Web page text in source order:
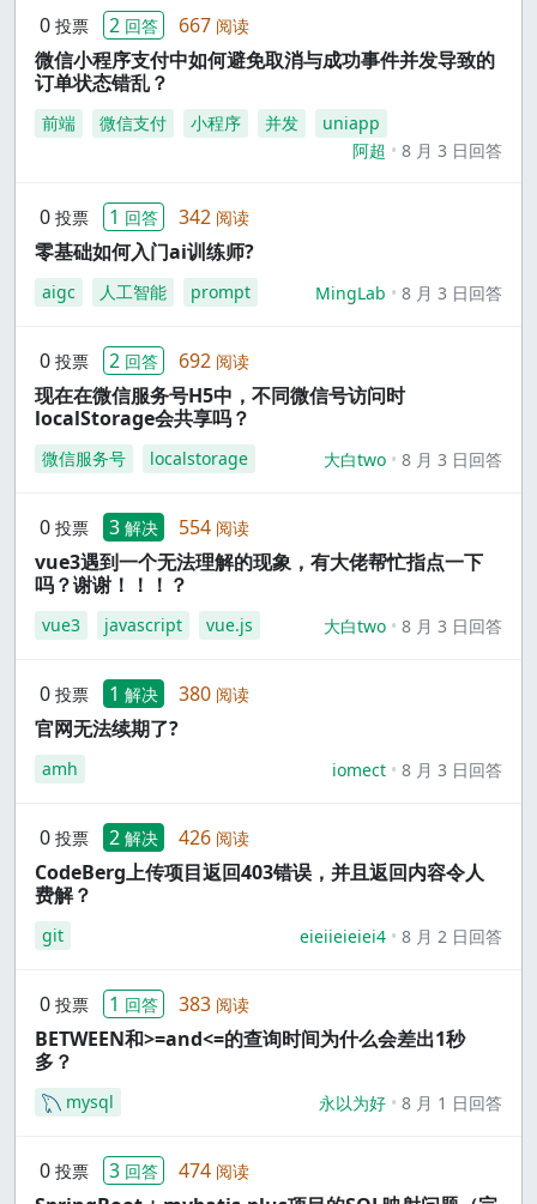
0 投票 2 回答 667 阅读
微信小程序支付中如何避免取消与成功事件并发导致的
订单状态错乱？
前端 微信支付 小程序 并发
uniapp
阿超
8 月 3 日回答
0 投票 1 回答 342 阅读
零基础如何入门ai训练师?
aigc 人工智能 prompt MingLab 8 月 3 日回答
0 投票 2 回答 692 阅读
现在在微信服务号H5中，不同微信号访问时
localStorage会共享吗？
微信服务号 localstorage 大白two 8 月 3 日回答
0 投票 3 解决 554 阅读
vue3遇到一个无法理解的现象，有大佬帮忙指点一下
吗？谢谢！！！？
vue3 javascript vue.js 大白two 8 月 3 日回答
0 投票 1 解决 380 阅读
官网无法续期了?
amh iomect 8 月 3 日回答
0 投票 2 解决 426 阅读
CodeBerg上传项目返回403错误，并且返回内容令人
费解？
git eieiieieiei4 8 月 2 日回答
0 投票 1 回答 383 阅读
BETWEEN和>=and<=的查询时间为什么会差出1秒
多？
mysql 永以为好 8 月 1 日回答
0 投票 3 回答 474 阅读